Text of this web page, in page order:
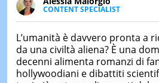
CONTENT SPECIALIST
Ha conseguito un Master in
occupa della creazione di
dello sviluppo di strategie
canali digitali.
L’umanità è davvero pronta a
da una civiltà aliena? È una
decenni alimenta romanzi di
hollywoodiani e dibattiti